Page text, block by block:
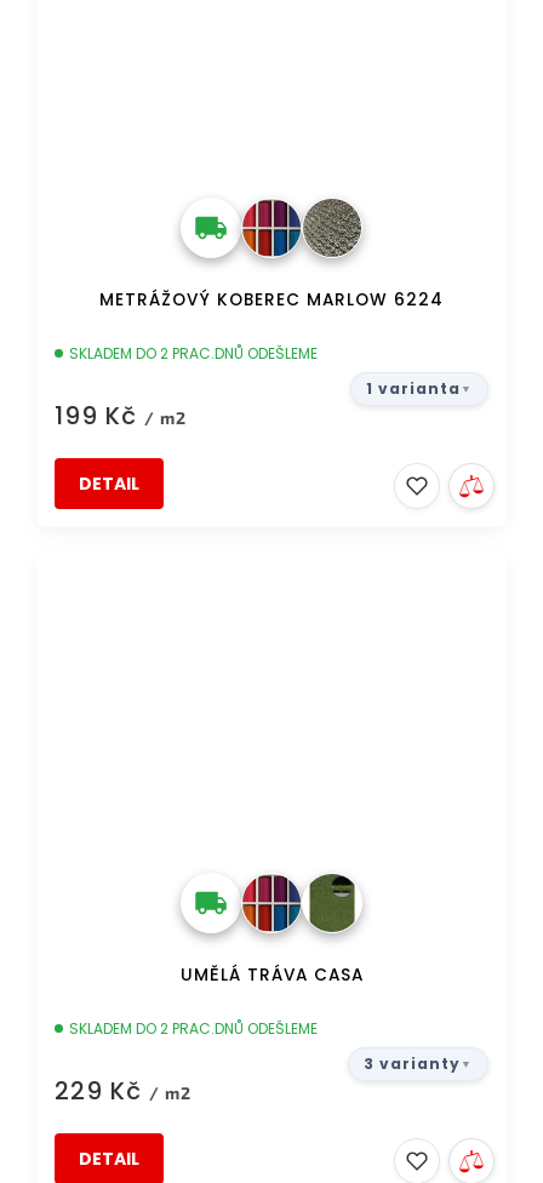
METRÁŽOVÝ KOBEREC MARLOW 6224
SKLADEM DO 2 PRAC.DNŮ ODEŠLEME
199 Kč / m2
DETAIL
1 varianta
UMĚLÁ TRÁVA CASA
SKLADEM DO 2 PRAC.DNŮ ODEŠLEME
229 Kč / m2
DETAIL
3 varianty